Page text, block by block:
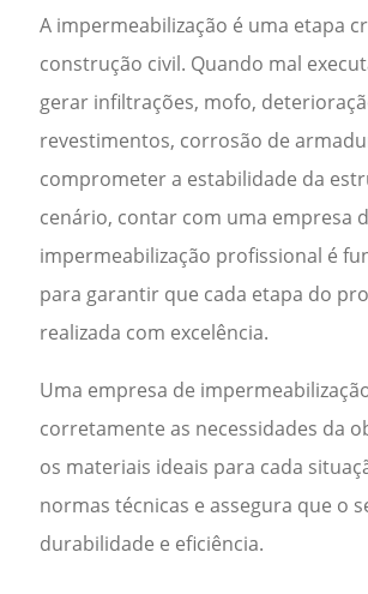
A impermeabilização é uma etapa
construção civil. Quando mal
gerar infiltrações, mofo,
revestimentos, corrosão de
comprometer a estabilidade da
cenário, contar com uma empresa
impermeabilização profissional é
para garantir que cada etapa do
realizada com excelência.
Uma empresa de
corretamente as necessidades da
os materiais ideais para cada
normas técnicas e assegura que o
durabilidade e eficiência.